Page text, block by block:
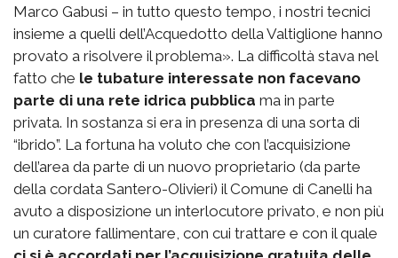
Marco Gabusi – in tutto questo tempo, i nostri tecnici
insieme a quelli dell’Acquedotto della Valtiglione hanno
provato a risolvere il problema». La difficoltà stava nel
fatto che le tubature interessate non facevano
parte di una rete idrica pubblica ma in parte
privata. In sostanza si era in presenza di una sorta di
“ibrido”. La fortuna ha voluto che con l’acquisizione
dell’area da parte di un nuovo proprietario (da parte
della cordata Santero-Olivieri) il Comune di Canelli ha
avuto a disposizione un interlocutore privato, e non più
un curatore fallimentare, con cui trattare e con il quale